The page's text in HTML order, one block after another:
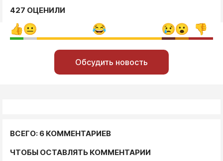
427 ОЦЕНИЛИ
Обсудить новость
ВСЕГО: 6 КОММЕНТАРИЕВ
ЧТОБЫ ОСТАВЛЯТЬ КОММЕНТАРИИ